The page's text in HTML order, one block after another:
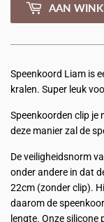
AAN
Speenkoord Liam is
kralen. Super leuk
Speenkoorden clip je
deze manier zal de
De veiligheidsnorm
onder andere in dat
22cm (zonder clip).
daarom de
lengte. Onze silicone